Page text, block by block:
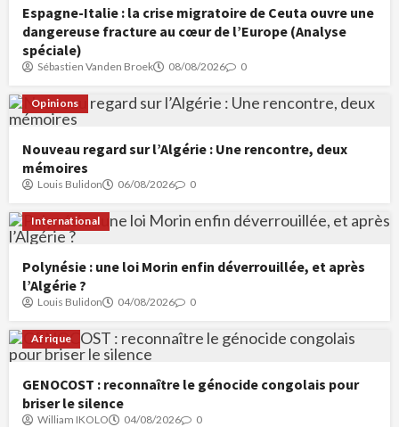
Espagne-Italie : la crise migratoire de Ceuta ouvre une
dangereuse fracture au cœur de l’Europe (Analyse
spéciale)
Sébastien Vanden Broek 08/08/2026 0
Opinions
Nouveau regard sur l’Algérie : Une rencontre, deux
mémoires
Louis Bulidon 06/08/2026 0
International
Polynésie : une loi Morin enfin déverrouillée, et après
l’Algérie ?
Louis Bulidon 04/08/2026 0
Afrique
GENOCOST : reconnaître le génocide congolais pour
briser le silence
William IKOLO 04/08/2026 0